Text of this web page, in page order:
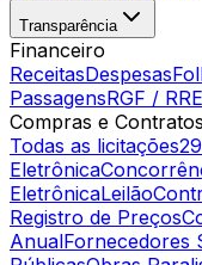
Transparência
Financeiro
ReceitasDespesas
PassagensRGF /
Compras e Contratos
Todas as licitações
Eletrônica
EletrônicaLeilão
Registro de Preços
AnualFornecedores